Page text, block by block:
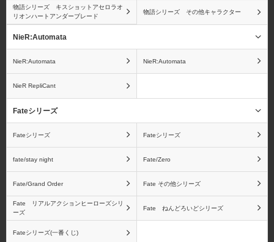
ワンピース ヴァリアブ
ルアクションヒーローズ
シリーズ
ワンピース ログコレク
ワンピース フィギュア
ーツZEROシリーズ
ベジータ フリーザ
物語シリーズ キスショットアセロラオ
リオンハートアンダーブレード
物語シリーズ その他キャラクター
NieR:Automata
NieR:Automata NieR:Automata
NieR RepliCant
Fateシリーズ
Fateシリーズ Fateシリーズ
fate/stay night Fate/Zero
Fate/Grand Order Fate その他シリーズ
Fate リアルアクションヒーローズシリ
ーズ
Fate ねんどろいどシリーズ
Fateシリーズ(一番くじ)